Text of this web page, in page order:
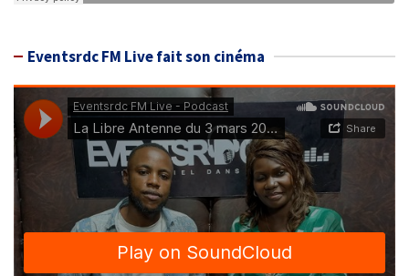
Eventsrdc FM Live fait son cinéma